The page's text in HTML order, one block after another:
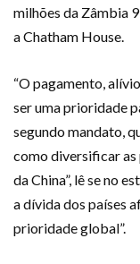
milhões da Zâmbia
a Chatham House.
“O pagamento,
ser uma prioridade
segundo mandato,
como diversificar as
da China”, lê se no
a dívida dos países
prioridade global”.